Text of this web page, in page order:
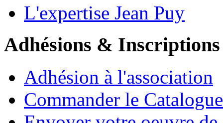
L'expertise Jean Puy
Adhésions & Inscriptions
Adhésion à l'association
Commander le